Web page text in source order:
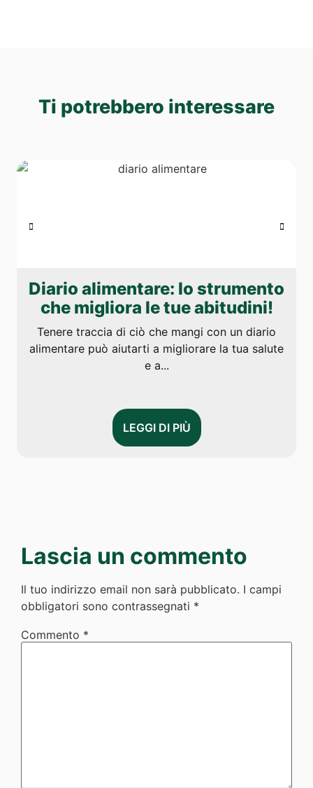
Ti potrebbero interessare
Diario alimentare: lo strumento
che migliora le tue abitudini!
Tenere traccia di ciò che mangi con un diario
alimentare può aiutarti a migliorare la tua salute
e a...
LEGGI DI PIÙ
Lascia un commento
Il tuo indirizzo email non sarà pubblicato. I campi
obbligatori sono contrassegnati *
Commento *